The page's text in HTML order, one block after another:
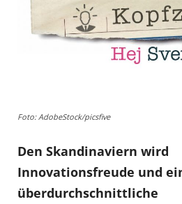
Foto: AdobeStock/picsfive
Den Skandinaviern wird
Innovationsfreude und
überdurchschnittliche